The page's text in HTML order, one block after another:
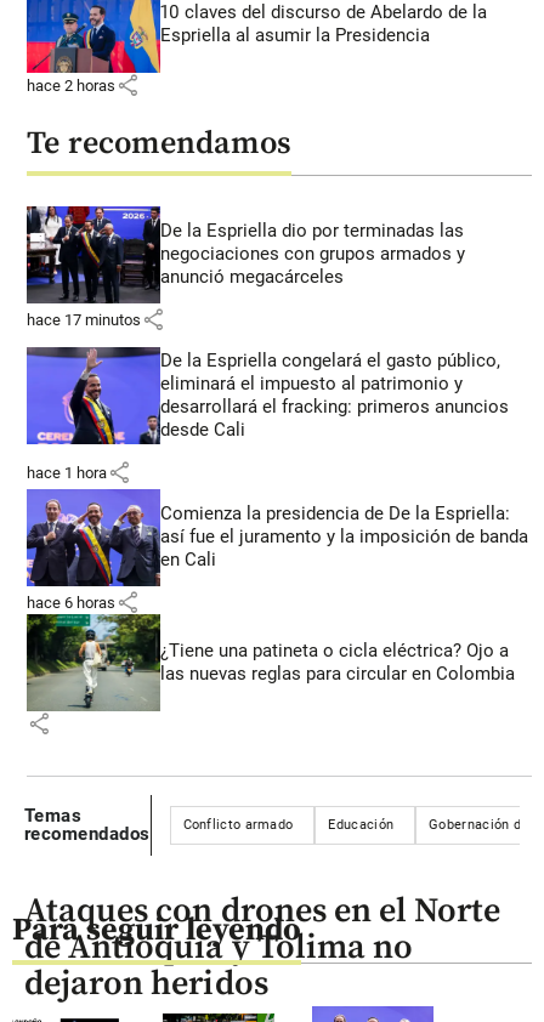
10 claves del discurso de Abelardo de la
Espriella al asumir la Presidencia
hace 2 horas share
Te recomendamos
De la Espriella dio por terminadas las
negociaciones con grupos armados y
anunció megacárceles
hace 17 minutos share
De la Espriella congelará el gasto público,
eliminará el impuesto al patrimonio y
desarrollará el fracking: primeros anuncios
desde Cali
hace 1 hora share
Comienza la presidencia de De la Espriella:
así fue el juramento y la imposición de banda
en Cali
hace 6 horas share
¿Tiene una patineta o cicla eléctrica? Ojo a
las nuevas reglas para circular en Colombia
share
Temas
recomendados
Conflicto armado Educación Gobernación de
Para seguir leyendo
Ataques con drones en el Norte
de Antioquia y Tolima no
dejaron heridos